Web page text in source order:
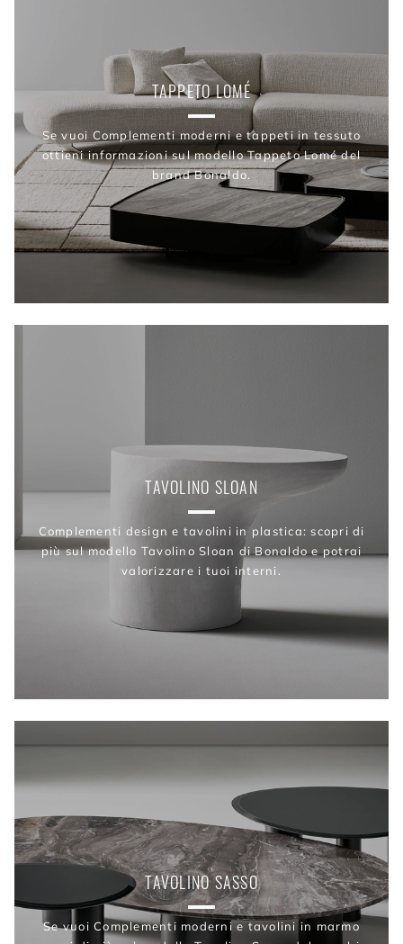
TAPPETO LOMÉ
Se vuoi Complementi moderni e tappeti in tessuto
ottieni informazioni sul modello Tappeto Lomé del
brand Bonaldo.
TAVOLINO SLOAN
Complementi design e tavolini in plastica: scopri di
più sul modello Tavolino Sloan di Bonaldo e potrai
valorizzare i tuoi interni.
TAVOLINO SASSO
Se vuoi Complementi moderni e tavolini in marmo